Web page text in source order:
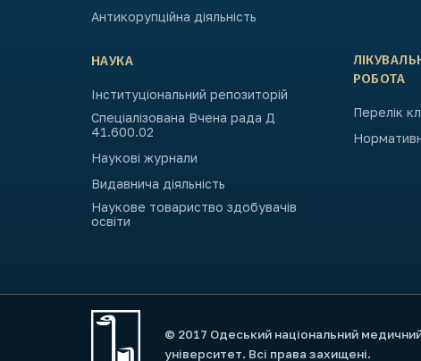
Антикорупційна діяльність
НАУКА
Інституціональний репозиторій
Спеціалізована Вчена рада Д
41.600.02
Наукові журнали
Видавнича діяльність
Наукове товариство здобувачів
освіти
РОБОТА
Перелік
© 2017 Одеський національний
університет. Всі права захищені.